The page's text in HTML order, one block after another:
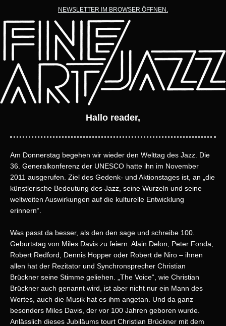
NEWSLETTER IM BROWSER ÖFFNEN.
Hallo reader,
Am Donnerstag begehen wir wieder den Welttag des Jazz. Die
36. Generalkonferenz der UNESCO hatte ihn im November
2011 ausgerufen. Ziel des Gedenk- und Aktionstages ist, an „die
künstlerische Bedeutung des Jazz, seine Wurzeln und seine
weltweiten Auswirkungen auf die kulturelle Entwicklung
erinnern“.
Was passt da besser, als den den sage und schreibe 100.
Geburtstag von Miles Davis zu feiern. Alain Delon, Peter Fonda,
Robert Redford, Dennis Hopper oder Robert de Niro – ihnen
allen hat der Rezitator und Synchronsprecher Christian
Brückner seine Stimme geliehen. „The Voice“, wie Christian
Brückner auch genannt wird, ist aber nicht nur ein Mann des
Wortes, auch die Musik hat es ihm angetan. Und da ganz
besonders Miles Davis, der vor 100 Jahren geboren wurde.
Anlässlich dieses Jubiläums tourt Christian Brückner mit dem